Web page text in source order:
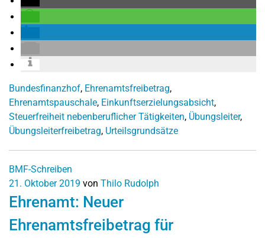
Bundesfinanzhof, Ehrenamtsfreibetrag,
Ehrenamtspauschale, Einkunftserzielungsabsicht,
Steuerfreiheit nebenberuflicher Tätigkeiten, Übungsleiter,
Übungsleiterfreibetrag, Urteilsgrundsätze
BMF-Schreiben
21. Oktober 2019 von Thilo Rudolph
Ehrenamt: Neuer
Ehrenamtsfreibetrag für